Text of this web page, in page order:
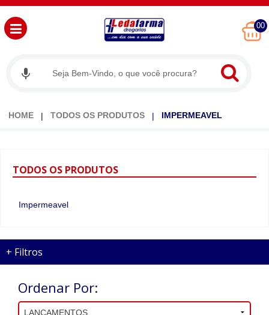
00
HOME TODOS OS PRODUTOS IMPERMEAVEL
TODOS OS PRODUTOS
Impermeavel
+ Filtros
Ordenar Por: